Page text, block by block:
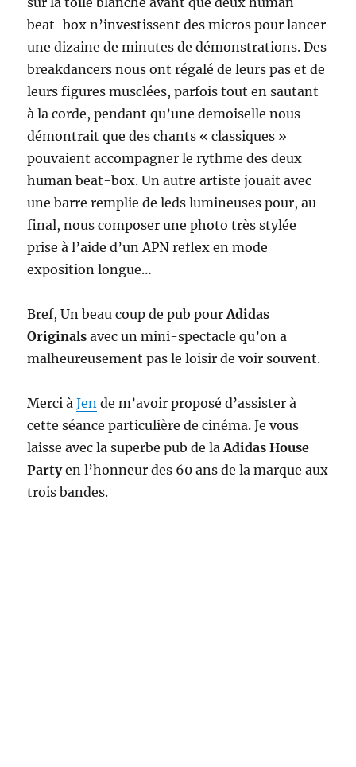
beat-box n’investissent des micros pour lancer
une dizaine de minutes de démonstrations. Des
breakdancers nous ont régalé de leurs pas et de
leurs figures musclées, parfois tout en sautant
à la corde, pendant qu’une demoiselle nous
démontrait que des chants « classiques »
pouvaient accompagner le rythme des deux
human beat-box. Un autre artiste jouait avec
une barre remplie de leds lumineuses pour, au
final, nous composer une photo très stylée
prise à l’aide d’un APN reflex en mode
exposition longue…
Bref, Un beau coup de pub pourAdidas
Originals avec un mini-spectacle qu’on a
malheureusement pas le loisir de voir souvent.
Merci àJen de m’avoir proposé d’assister à
cette séance particulière de cinéma. Je vous
laisse avec la superbe pub de laAdidas House
Partyen l’honneur des 60 ans de la marque aux
trois bandes.